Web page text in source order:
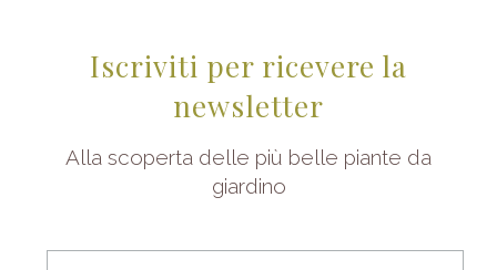
Iscriviti per ricevere la
newsletter
Alla scoperta delle più belle piante da
giardino